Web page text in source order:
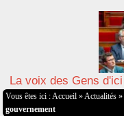
La voix des Gens d'ici
Vous êtes ici : Accueil » Actualités»
gouvernement